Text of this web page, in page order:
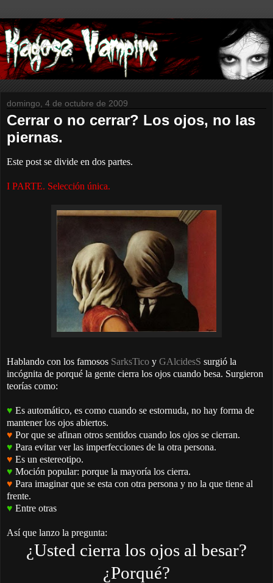
domingo, 4 de octubre de 2009
Cerrar o no cerrar? Los ojos, no las
piernas.
Este post se divide en dos partes.
I PARTE. Selección única.
Hablando con los famosos SarksTico y GAlcidesS surgió la
incógnita de porqué la gente cierra los ojos cuando besa. Surgieron
teorías como:
♥ Es automático, es como cuando se estornuda, no hay forma de
mantener los ojos abiertos.
♥ Por que se afinan otros sentidos cuando los ojos se cierran.
♥ Para evitar ver las imperfecciones de la otra persona.
♥ Es un estereotipo.
♥ Moción popular: porque la mayoría los cierra.
♥ Para imaginar que se esta con otra persona y no la que tiene al
frente.
♥ Entre otras
Así que lanzo la pregunta:
¿Usted cierra los ojos al besar?
¿Porqué?